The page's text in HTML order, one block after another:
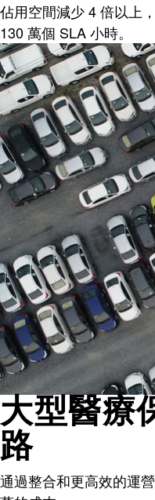
佔用空間減少 4 倍以上
130 萬個 SLA 小時。
大型醫療
路
通過整合和更高效的運